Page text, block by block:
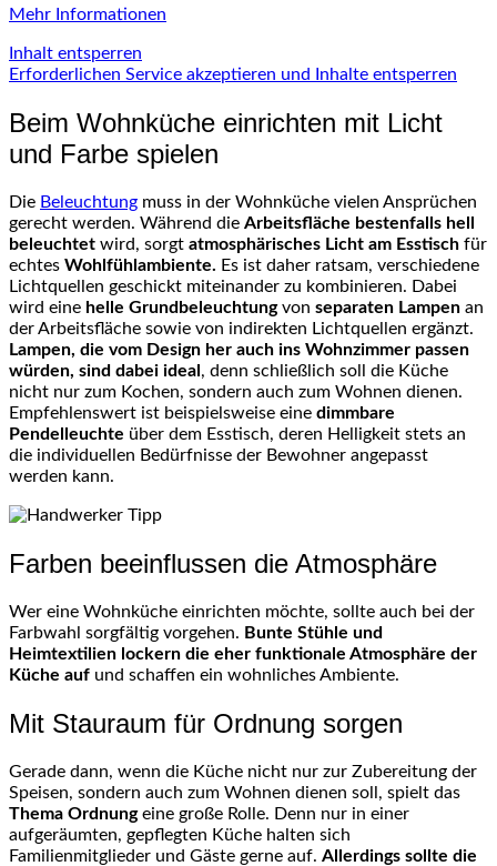
Mehr Informationen
Inhalt entsperren
Erforderlichen Service akzeptieren und Inhalte entsperren
Beim Wohnküche einrichten mit Licht
und Farbe spielen
Die Beleuchtung muss in der Wohnküche vielen Ansprüchen
gerecht werden. Während die Arbeitsfläche bestenfalls hell
beleuchtet wird, sorgt atmosphärisches Licht am Esstisch für
echtes Wohlfühlambiente. Es ist daher ratsam, verschiedene
Lichtquellen geschickt miteinander zu kombinieren. Dabei
wird eine helle Grundbeleuchtungvon separaten Lampen an
der Arbeitsfläche sowie von indirekten Lichtquellen ergänzt.
Lampen, die vom Design her auch ins Wohnzimmer passen
würden, sind dabei ideal , denn schließlich soll die Küche
nicht nur zum Kochen, sondern auch zum Wohnen dienen.
Empfehlenswert ist beispielsweise eine dimmbare
Pendelleuchte über dem Esstisch, deren Helligkeit stets an
die individuellen Bedürfnisse der Bewohner angepasst
werden kann.
Farben beeinflussen die Atmosphäre
Wer eine Wohnküche einrichten möchte, sollte auch bei der
Farbwahl sorgfältig vorgehen. Bunte Stühle und
Heimtextilien lockern die eher funktionale Atmosphäre der
Küche auf und schaffen ein wohnliches Ambiente.
Mit Stauraum für Ordnung sorgen
Gerade dann, wenn die Küche nicht nur zur Zubereitung der
Speisen, sondern auch zum Wohnen dienen soll, spielt das
Thema Ordnungeine große Rolle. Denn nur in einer
aufgeräumten, gepflegten Küche halten sich
Familienmitglieder und Gäste gerne auf. Allerdings sollte die